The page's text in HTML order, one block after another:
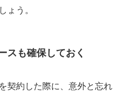
ょう。
スも確保しておく
契約した際に、意外と忘れ